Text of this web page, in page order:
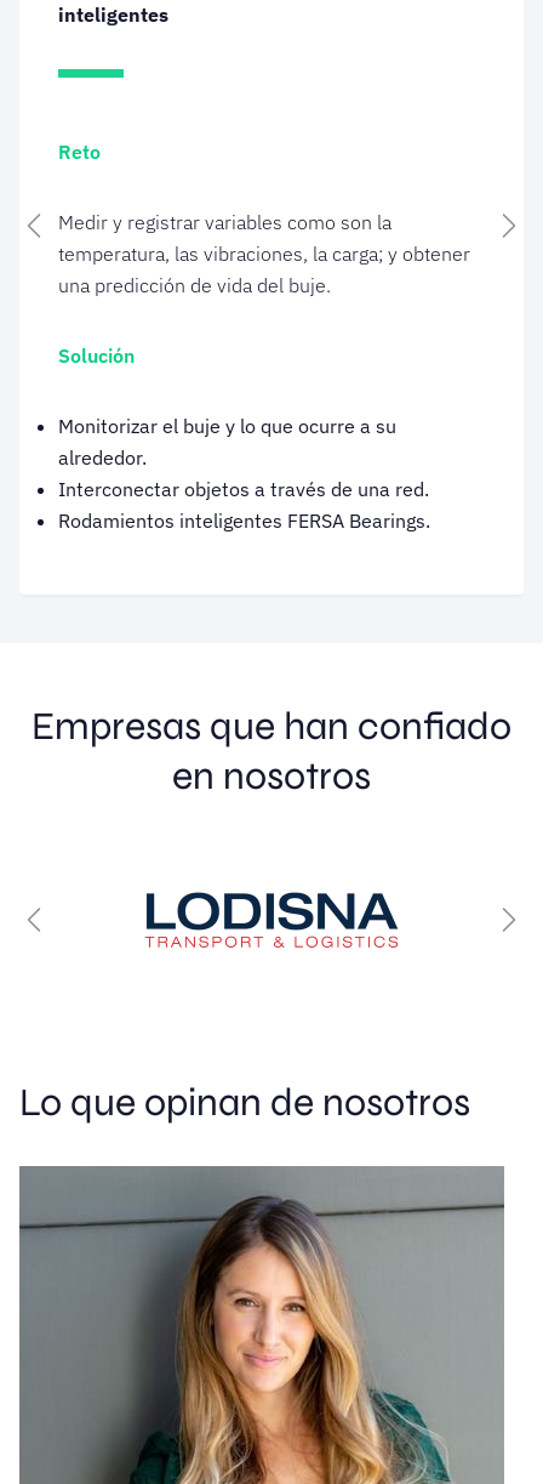
inteligentes
Reto
Medir y registrar variables como son la
temperatura, las vibraciones, la carga; y obtener
una predicción de vida del buje.
Solución
Monitorizar el buje y lo que ocurre a su
alrededor.
Interconectar objetos a través de una red.
Rodamientos inteligentes FERSA Bearings.
Anterior
Empresas que han confiado
en nosotros
Anterior
Lo que opinan de nosotros